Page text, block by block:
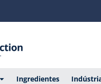
Ingredientes